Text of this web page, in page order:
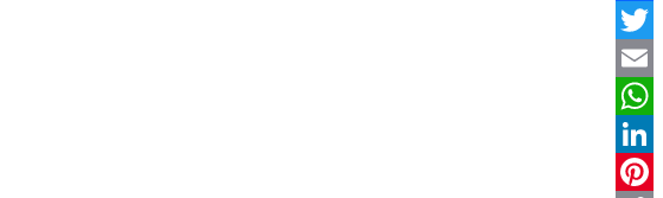
Facebook
Twitter
Email
WhatsApp
LinkedIn